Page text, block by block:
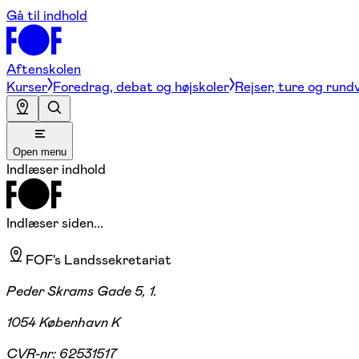
Gå til indhold
Aftenskolen
Kurser Foredrag, debat og højskoler Rejser, ture og
Open menu
Indlæser indhold
Indlæser siden...
FOF's Landssekretariat
Peder Skrams Gade 5, 1.
1054 København K
CVR-nr: 62531517